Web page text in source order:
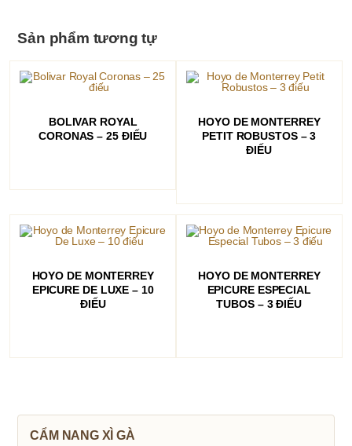
Sản phẩm tương tự
BOLIVAR ROYAL
CORONAS – 25 ĐIẾU
HOYO DE MONTERREY
PETIT ROBUSTOS – 3
ĐIẾU
HOYO DE MONTERREY
EPICURE DE LUXE – 10
ĐIẾU
HOYO DE MONTERREY
EPICURE ESPECIAL
TUBOS – 3 ĐIẾU
CẨM NANG XÌ GÀ